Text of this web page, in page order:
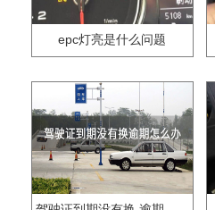
epc灯亮是什么问题